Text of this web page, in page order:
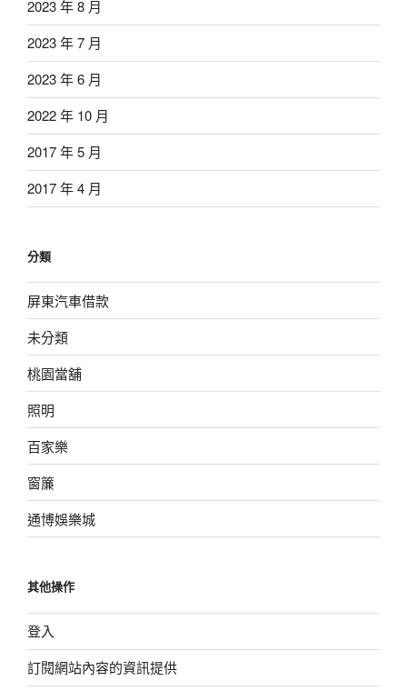
2023 年 8 月
2023 年 7 月
2023 年 6 月
2022 年 10 月
2017 年 5 月
2017 年 4 月
分類
屏東汽車借款
未分類
桃園當舖
照明
百家樂
窗簾
通博娛樂城
其他操作
登入
訂閱網站內容的資訊提供